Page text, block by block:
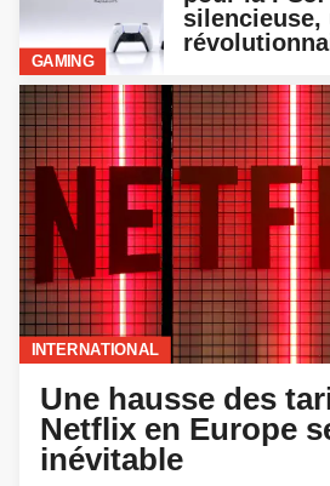
GAMING
silencieuse,
INTERNATIONAL
Une hausse des
Netflix en Europe
inévitable